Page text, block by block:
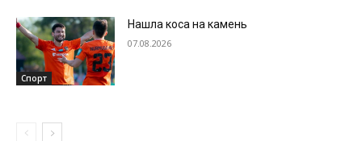
Спорт
Нашла коса на камень
07.08.2026